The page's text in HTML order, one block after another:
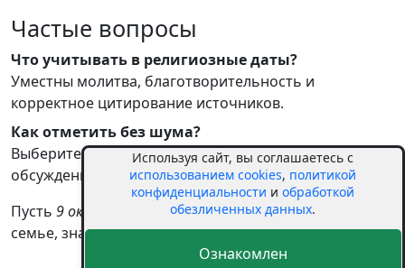
Частые вопросы
Что учитывать в религиозные даты?
Уместны молитва, благотворительность и
корректное цитирование источников.
Как отметить без шума?
Выберите тихий семейный ужин, чтение и
обсуждение культурных новостей.
Пусть 9 октября
пройдёт мирно: уделите время
семье, знаниям и отдыху.
Используя сайт, вы соглашаетесь с
использованием cookies, политикой
конфиденциальности иобработкой
обезличенных данных.
Ознакомлен